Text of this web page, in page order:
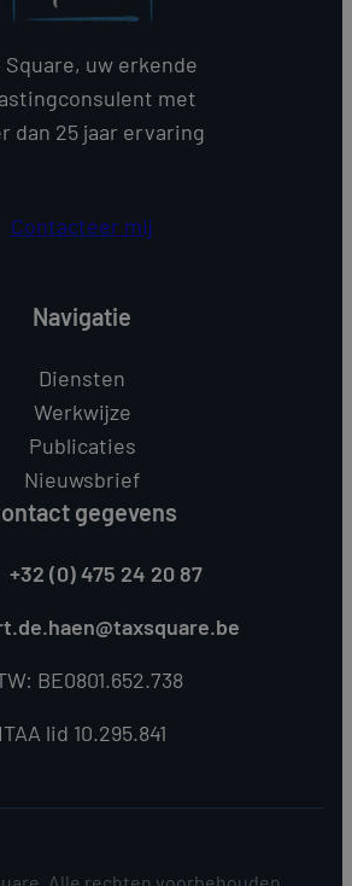
Square, uw erkende
met
dan 25 jaar ervaring
Contacteer mij
Navigatie
Diensten
Werkwijze
Publicaties
Nieuwsbrief
gegevens
+32 (0) 475 24 20 87
BE0801.652.738
ITAA lid 10.295.841